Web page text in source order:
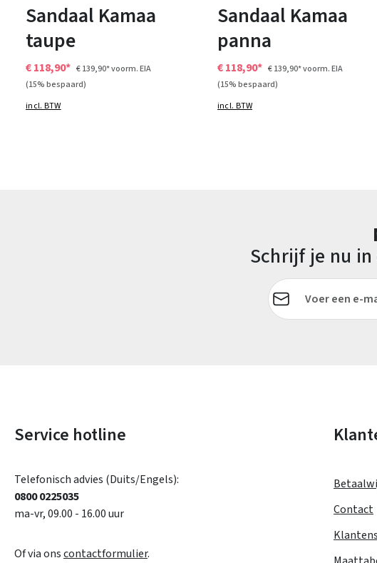
Sandaal Kamaa
taupe
€ 118,90* € 139,90*voorm. EIA
(15% bespaard)
incl. BTW
Sandaal Kamaa
panna
€ 118,90* € 139,90*voorm. EIA
(15% bespaard)
incl. BTW
Schrijf je nu
E-mailadres*
Service hotline
Telefonisch advies (Duits/Engels):
0800 0225035
ma-vr, 09.00 - 16.00 uur
Of via onscontactformulier.
Contact